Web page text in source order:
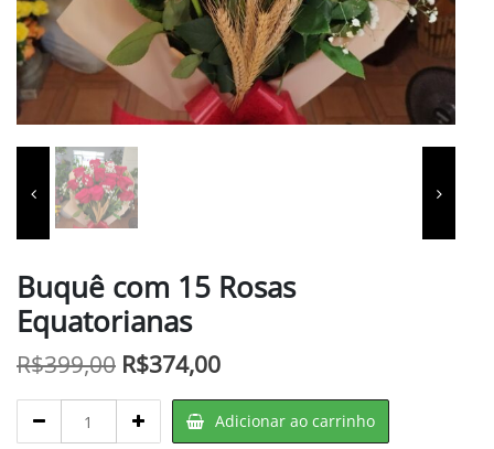
Buquê com 15 Rosas
Equatorianas
R$399,00 O
preço
original
R$374,00O
preço
atual
com
Adicionar ao carrinho